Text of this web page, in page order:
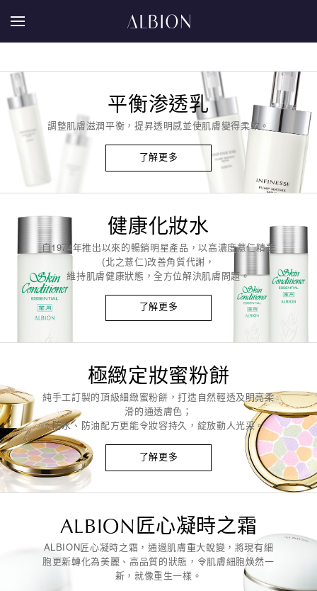
平衡渗透乳
調整肌膚滋潤平衡，提昇透明感並使肌膚變得柔軟。
了解更多
健康化妝水
自1974年推出以來的暢銷明星產品，以高濃度薏仁精華
(北之薏仁)改善角質代謝，
維持肌膚健康狀態，全方位解決肌膚問題。
了解更多
極緻定妝蜜粉餅
純手工訂製的頂級細緻蜜粉餅，打造自然輕透及明亮柔
滑的通透膚色；
防水、防油配方更能令妝容持久，綻放動人光采。
了解更多
ALBION 匠心凝時之霜
ALBION匠心凝時之霜，通過肌膚重大蛻變， 將現有細
胞更新轉化為美麗、高品質的狀態，令肌膚細胞焕然一
新，就像重生一樣。